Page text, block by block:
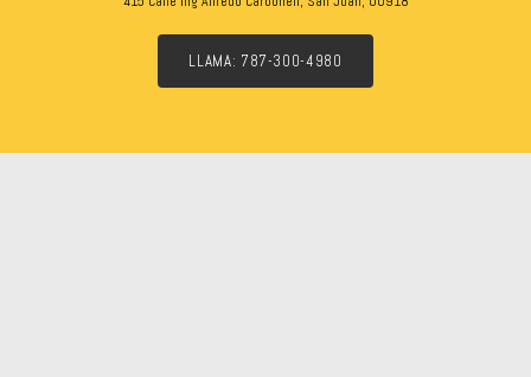
LLAMA: 787-300-4980